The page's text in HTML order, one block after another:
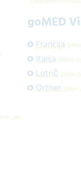
goMED
Francija
Italija
Lotrič
Ortner